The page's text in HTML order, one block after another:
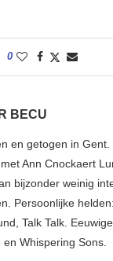
0
BECU
en getogen in
Ann Cnockaert
bijzonder weinig
Persoonlijke
Talk Talk.
en Whispering Sons.